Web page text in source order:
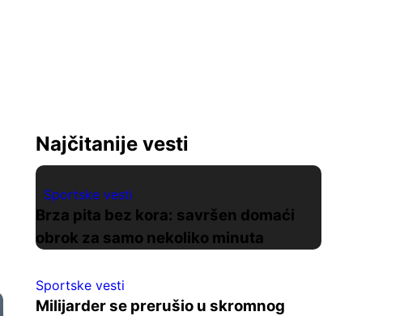
Najčitanije vesti
Sportske vesti
Brza pita bez kora: savršen domaći
obrok za samo nekoliko minuta
Sportske vesti
Milijarder se prerušio u skromnog